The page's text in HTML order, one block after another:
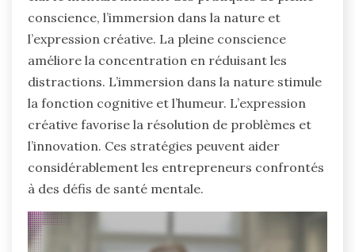
conscience, l’immersion dans la nature et
l’expression créative. La pleine conscience
améliore la concentration en réduisant les
distractions. L’immersion dans la nature stimule
la fonction cognitive et l’humeur. L’expression
créative favorise la résolution de problèmes et
l’innovation. Ces stratégies peuvent aider
considérablement les entrepreneurs confrontés
à des défis de santé mentale.